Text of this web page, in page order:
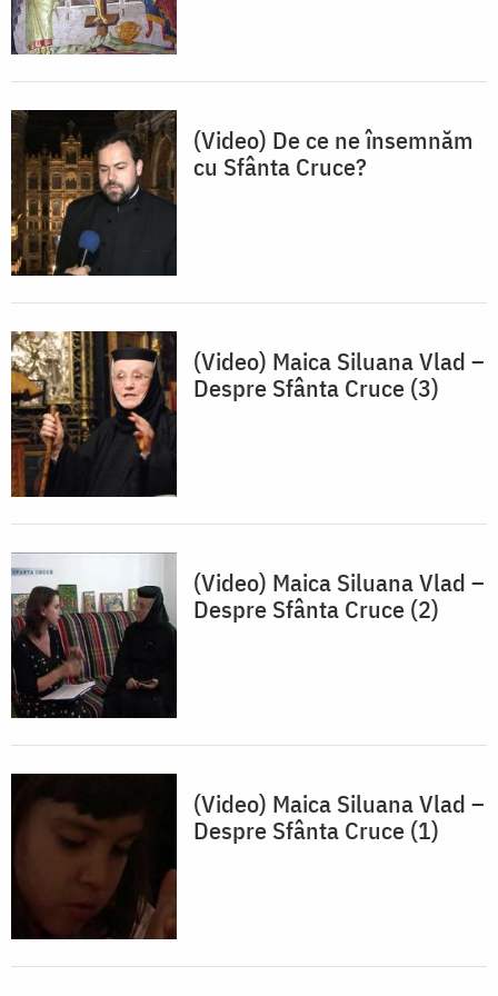
(Video) De ce ne însemnăm
cu Sfânta Cruce?
(Video) Maica Siluana Vlad –
Despre Sfânta Cruce (3)
(Video) Maica Siluana Vlad –
Despre Sfânta Cruce (2)
(Video) Maica Siluana Vlad –
Despre Sfânta Cruce (1)